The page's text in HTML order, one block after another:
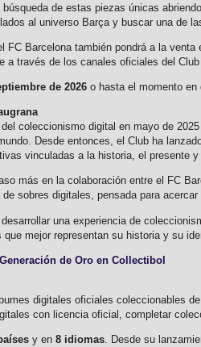
de estas piezas únicas
al universo Barça y buscar una de
FC Barcelona también pondrá a la
a través de los canales oficiales del
de 2026 o hasta el momento
coleccionismo digital en mayo de
Desde entonces, el Club ha
vinculadas a la historia, el presente
más en la colaboración entre el FC
sobres digitales, pensada para
una experiencia de
mejor representan su historia y su
de Oro en Collectibol
digitales oficiales coleccionables
con licencia oficial, completar
y en 8 idiomas. Desde su